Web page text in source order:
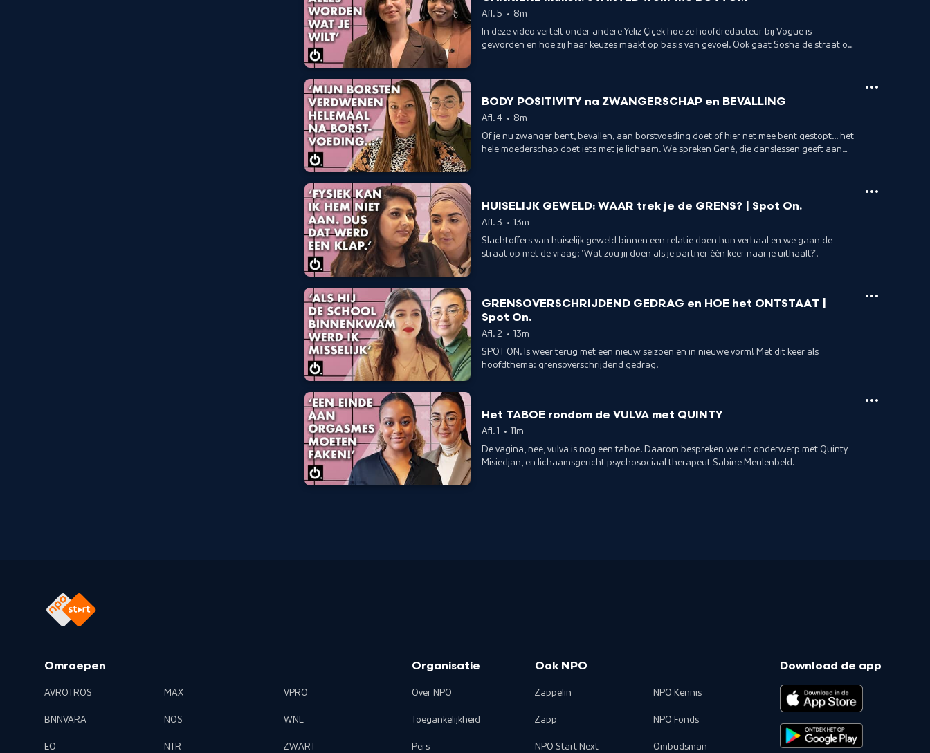
Afl. 5 • 8m
In deze video vertelt onder andere Yeliz Çiçek hoe ze hoofdredacteur bij Vogue is
geworden en hoe zij haar keuzes maakt op basis van gevoel. Ook gaat Sosha de straat op
BODY POSITIVITY na ZWANGERSCHAP en BEVALLING
Afl. 4 • 8m
Of je nu zwanger bent, bevallen, aan borstvoeding doet of hier net mee bent gestopt... het
hele moederschap doet iets met je lichaam. We spreken Gené, die danslessen geeft aan
HUISELIJK GEWELD: WAAR trek je de GRENS? | Spot On.
Afl. 3 • 13m
Slachtoffers van huiselijk geweld binnen een relatie doen hun verhaal en we gaan de
straat op met de vraag: 'Wat zou jij doen als je partner één keer naar je uithaalt?'.
GRENSOVERSCHRIJDEND GEDRAG en HOE het ONTSTAAT |
Spot On.
Afl. 2 • 13m
SPOT ON. Is weer terug met een nieuw seizoen en in nieuwe vorm! Met dit keer als
hoofdthema: grensoverschrijdend gedrag.
Het TABOE rondom de VULVA met QUINTY
Afl. 1 • 11m
De vagina, nee, vulva is nog een taboe. Daarom bespreken we dit onderwerp met Quinty
Misiedjan, en lichaamsgericht psychosociaal therapeut Sabine Meulenbeld.
Omroepen
AVROTROS
BNNVARA
EO
MAX
NOS
NTR
VPRO
WNL
ZWART
Organisatie
Over NPO
Toegankelijkheid
Pers
Ook NPO
Zappelin
Zapp
NPO Start Next
NPO Kennis
NPO Fonds
Ombudsman
Download de app